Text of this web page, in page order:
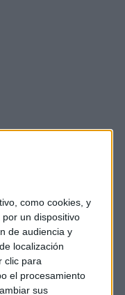
como cookies, y
un dispositivo
de audiencia y
localización
clic para
el procesamiento
sus